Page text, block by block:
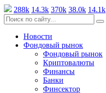
288k 14.3k 370k 38.0k 14.1k
Новости
Фондовый рынок
Фондовый рынок
Криптовалюты
Финансы
Банки
Финсектор